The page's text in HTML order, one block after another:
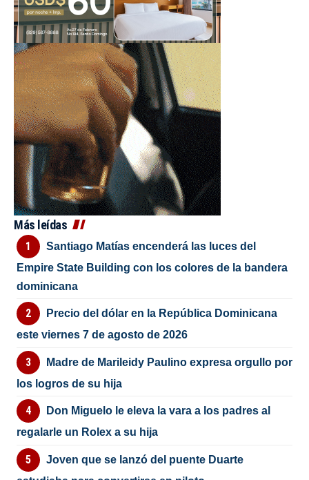
Más leídas
Santiago Matías encenderá las luces del
Empire State Building con los colores de la bandera
dominicana
Precio del dólar en la República Dominicana
este viernes 7 de agosto de 2026
Madre de Marileidy Paulino expresa orgullo por
los logros de su hija
Don Miguelo le eleva la vara a los padres al
regalarle un Rolex a su hija
Joven que se lanzó del puente Duarte